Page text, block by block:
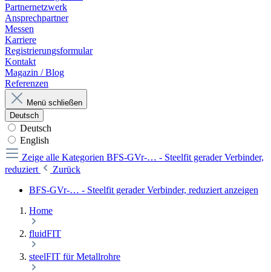
Partnernetzwerk
Ansprechpartner
Messen
Karriere
Registrierungsformular
Kontakt
Magazin / Blog
Referenzen
Menü schließen
Deutsch
Deutsch
English
Zeige alle Kategorien BFS-GVr-… - Steelfit gerader Verbinder,
reduziert
Zurück
BFS-GVr-… - Steelfit gerader Verbinder, reduziert anzeigen
Home
fluidFIT
steelFIT für Metallrohre